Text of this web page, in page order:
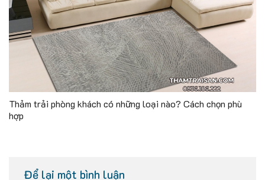
Thảm trải phòng khách có những loại nào? Cách chọn phù
hợp
Để lại một bình luận